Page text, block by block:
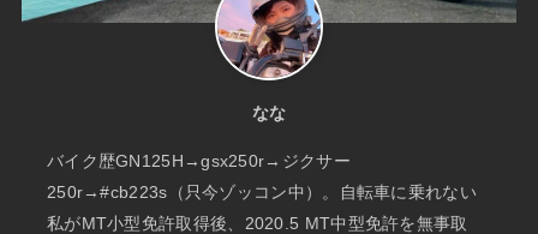
なな
バイク歴GN125H→gsx250r→ジクサー
250r→#cb223s（只今ゾッコン中）。自転車に乗れない
私がMT小型免許取得後、2020.5 MT中型免許を無事取